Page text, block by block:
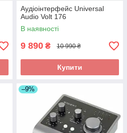
Аудіоінтерфейс Universal
Audio Volt 176
В наявності
9 890 ₴ 10 990 ₴
Купити
–9%